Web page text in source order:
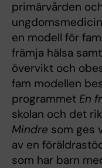
primärvården
en modell för
främja hälsa
övervikt och
fam modellen
programmet En
skolan och det
Mindre som ges
av en
som har barn